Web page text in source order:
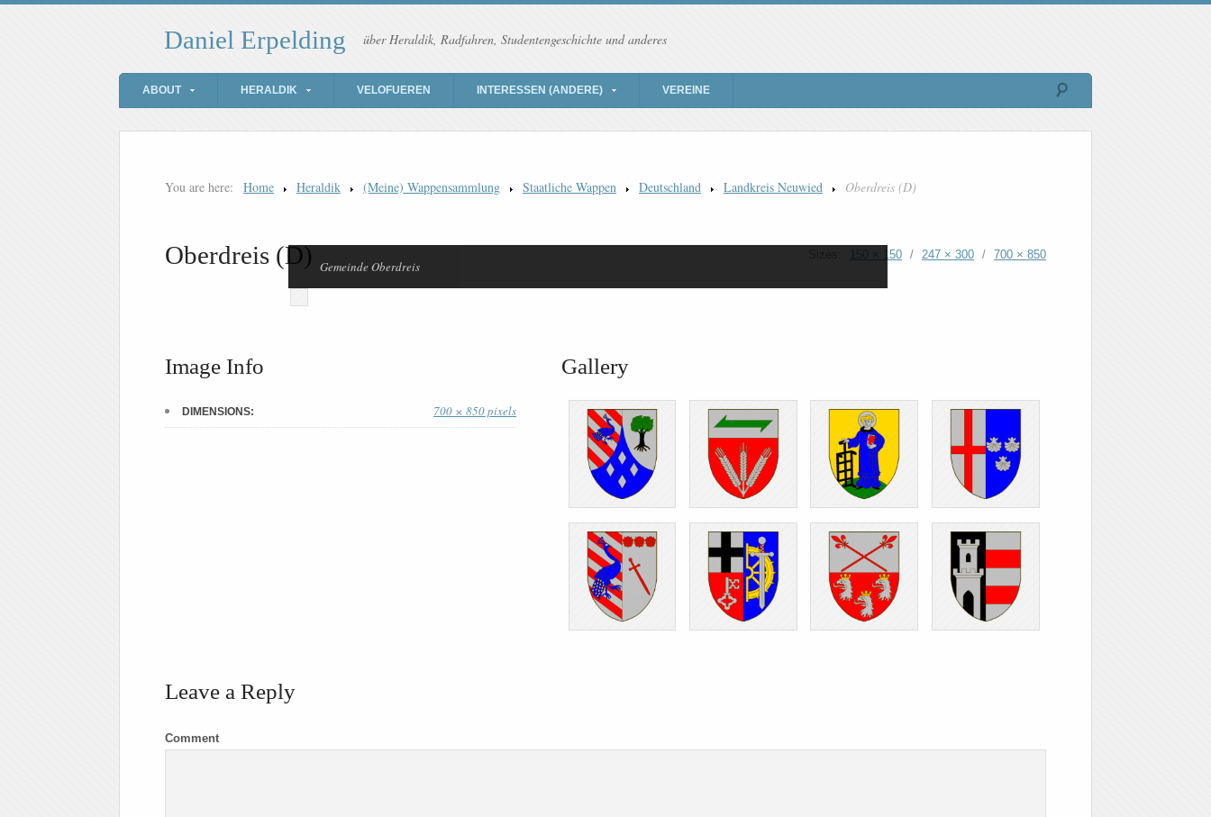
Daniel Erpelding über Heraldik, Radfahren, Studentengeschichte und anderes
ABOUT HERALDIK VELOFUEREN INTERESSEN (ANDERE) VEREINE
You are here: Home Heraldik (Meine) Wappensammlung Staatliche Wappen Deutschland Landkreis Neuwied Oberdreis (D)
Oberdreis (D) 150 × 150 / 247 × 300 / 700 × 850
Gemeinde Oberdreis
Image Info
DIMENSIONS: 700 × 850 pixels
Gallery
Leave a Reply
Comment